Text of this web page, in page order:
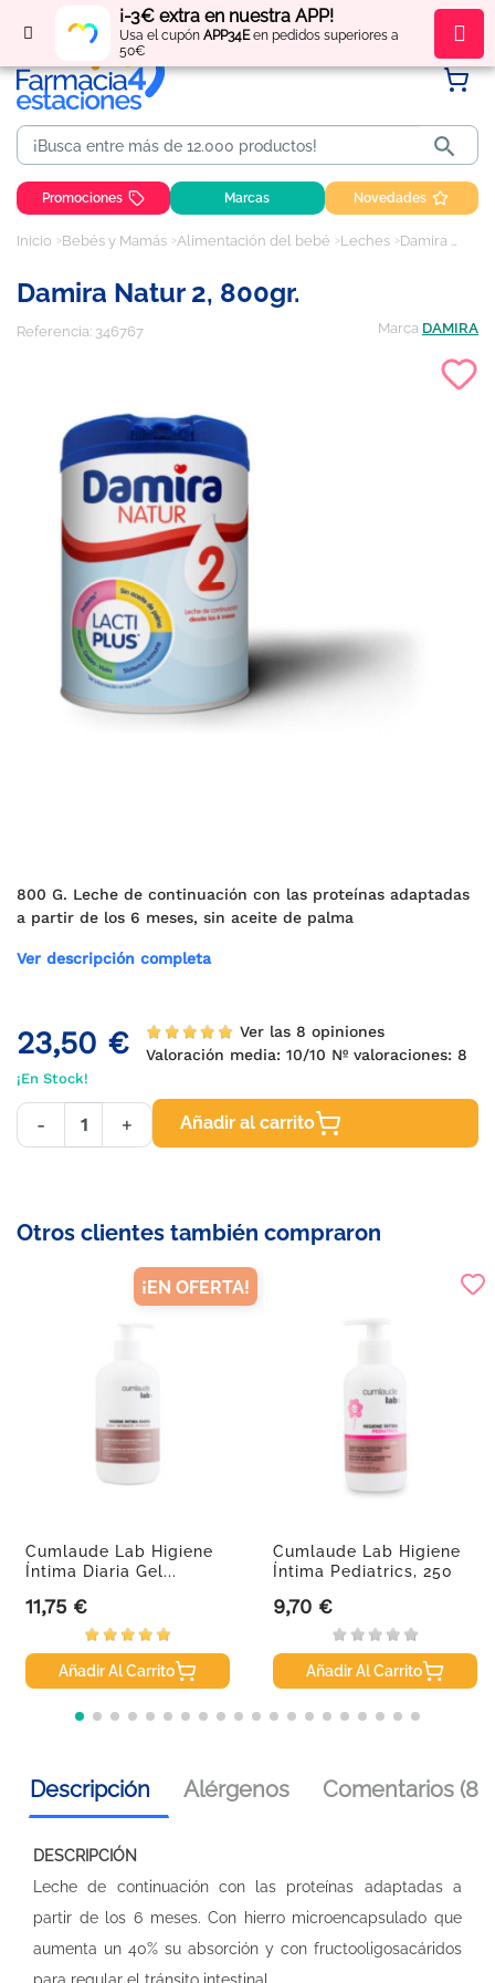
¡-3€ extra en nuestra APP!
Usa el cupón APP34Een pedidos superiores a
50€
Regístratey obténpuntos por tus compras

Promociones Marcas Novedades
Inicio Bebés y Mamás Alimentación del bebé Leches Damira Natur 2, 800gr.
Damira Natur 2, 800gr.
Referencia: 346767 Marca DAMIRA
800 G. Leche de continuación con las proteínas adaptadas
a partir de los 6 meses, sin aceite de palma
Ver descripción completa
23,50 €
Ver las 8 opiniones
Valoración media:10/10 Nº valoraciones:8
¡En Stock!
- + Añadir al carrito
Otros clientes también compraron
Cumlaude Lab Higiene
Íntima Diaria Gel...
Precio
11,75 €
Añadir Al Carrito
¡EN OFERTA!
Cumlaude Lab Higiene
Íntima Pediatrics, 250
Precio
9,70 €
Añadir Al Carrito
Descripción Alérgenos Comentarios (8)
DESCRIPCIÓN
Leche de continuación con las proteínas adaptadas a
partir de los 6 meses. Con hierro microencapsulado que
aumenta un 40% su absorción y con fructooligosacáridos